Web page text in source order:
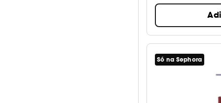
Só na Sephora